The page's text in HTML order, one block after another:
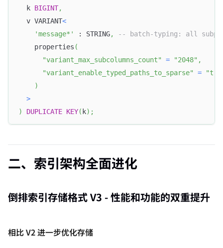
  k
BIGINT,
  v VARIANT
<
'message*'
: STRING,
-- batch-typing: all
    properties
(
"variant_max_subcolumns_count"
= "2048" ,
"variant_enable_typed_paths_to_sparse"
=
)
>
)
DUPLICATE KEY( k) ;
二、索引架构全面进化
倒排索引存储格式 V3 - 性能和功能的双重提升
相比 V2 进一步优化存储